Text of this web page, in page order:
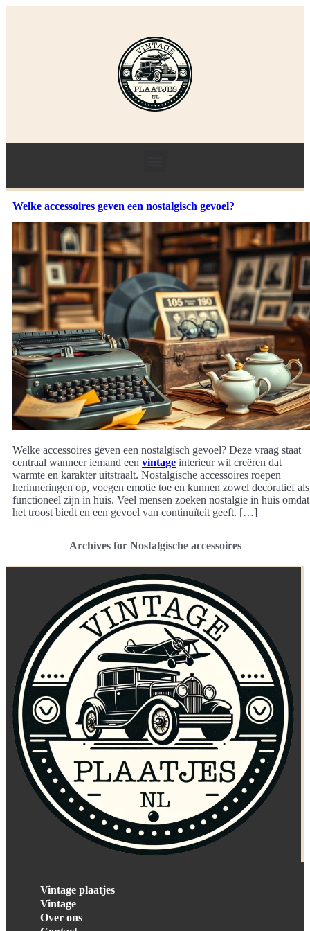
Welke accessoires geven een nostalgisch gevoel?
Welke accessoires geven een nostalgisch gevoel? Deze vraag staat
centraal wanneer iemand een vintage interieur wil creëren dat
warmte en karakter uitstraalt. Nostalgische accessoires roepen
herinneringen op, voegen emotie toe en kunnen zowel decoratief als
functioneel zijn in huis. Veel mensen zoeken nostalgie in huis omdat
het troost biedt en een gevoel van continuïteit geeft. […]
Archives for Nostalgische accessoires
Vintage plaatjes
Vintage
Over ons